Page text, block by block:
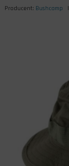
Producent: Bushcamp